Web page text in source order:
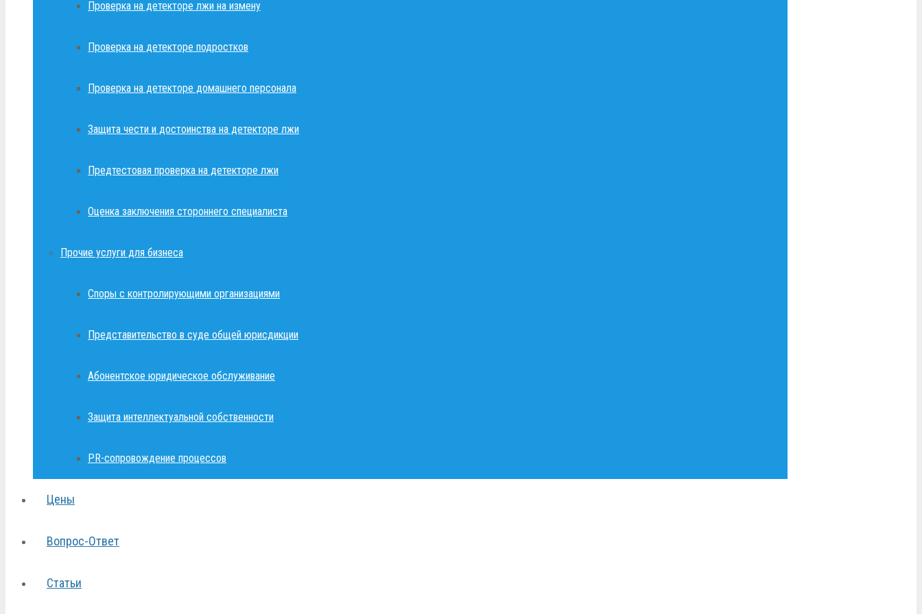
Проверка на детекторе лжи на измену
Проверка на детекторе подростков
Проверка на детекторе домашнего персонала
Защита чести и достоинства на детекторе лжи
Предтестовая проверка на детекторе лжи
Оценка заключения стороннего специалиста
Прочие услуги для бизнеса
Споры с контролирующими организациями
Представительство в суде общей юрисдикции
Абонентское юридическое обслуживание
Защита интеллектуальной собственности
PR-сопровождение процессов
Цены
Вопрос-Ответ
Статьи